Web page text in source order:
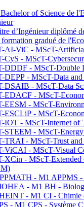
of Science de
d’Ingénieur diplômé
gradué de
AI-ViC - MScT-
CyS - MScT-
DDDF - MScT-Double
DEPP - MScT-Data
DSAIB - MScT-Data
EDACF - MScT-
EESM - MScT-
ESCLiP - MScT-
IOT - MScT-Internet of
STEEM - MScT-
TRAI - MScT-Trust and
ViCAI - MScT-Visual
XCin - MScT-Extended
- M1 APPMS -
- M1 BH -
- M1 CI - Chimie
- M1 CPS - Système